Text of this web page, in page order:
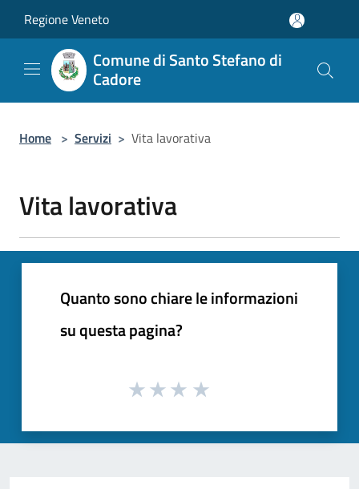
Regione Veneto
Comune di Santo Stefano di
Cadore
Home > Servizi > Vita lavorativa
Vita lavorativa
Quanto sono chiare le informazioni
su questa pagina?